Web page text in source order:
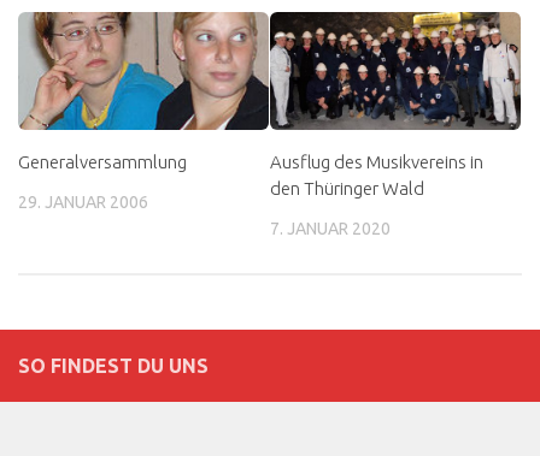
Generalversammlung
29. JANUAR 2006
Ausflug des Musikvereins in
den Thüringer Wald
7. JANUAR 2020
SO FINDEST DU UNS